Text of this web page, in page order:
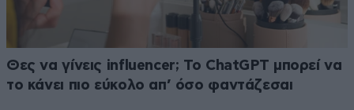
Θες να γίνεις influencer; Το ChatGPT μπορεί να
το κάνει πιο εύκολο απ’ όσο φαντάζεσαι